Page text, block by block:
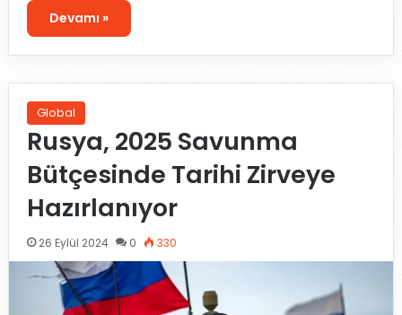
Devamı »
Global
Rusya, 2025 Savunma
Bütçesinde Tarihi Zirveye
Hazırlanıyor
26 Eylül 2024 0 330